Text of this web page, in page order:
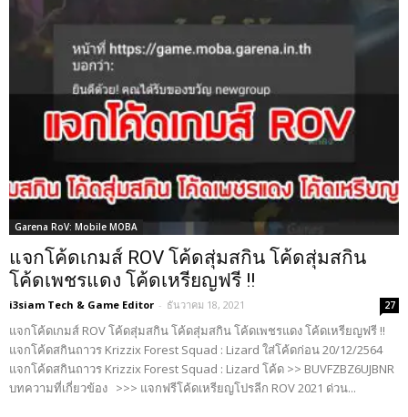
Garena RoV: Mobile MOBA
แจกโค้ดเกมส์ ROV โค้ดสุ่มสกิน โค้ดสุ่มสกิน
โค้ดเพชรแดง โค้ดเหรียญฟรี !!
i3siam Tech & Game Editor - ธันวาคม 18, 2021 27
แจกโค้ดเกมส์ ROV โค้ดสุ่มสกิน โค้ดสุ่มสกิน โค้ดเพชรแดง โค้ดเหรียญฟรี !!
แจกโค้ดสกินถาวร Krizzix Forest Squad : Lizard ใส่โค้ดก่อน 20/12/2564
แจกโค้ดสกินถาวร Krizzix Forest Squad : Lizard โค้ด >> BUVFZBZ6UJBNR
บทความที่เกี่ยวข้อง >>> แจกฟรีโค้ดเหรียญโปรลีก ROV 2021 ด่วน...